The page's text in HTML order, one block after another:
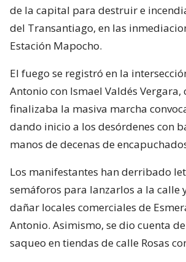
de la capital para destruir e
del Transantiago, en las
Estación Mapocho.
El fuego se registró en la
Antonio con Ismael Valdés Vergara,
finalizaba la masiva marcha
dando inicio a los desórdenes con
manos de decenas de
Los manifestantes han derribado
semáforos para lanzarlos a la calle
dañar locales comerciales de
Antonio. Asimismo, se dio cuenta
saqueo en tiendas de calle Rosas